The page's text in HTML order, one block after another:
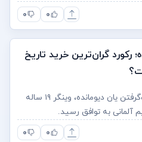
۰ ۰
رکورد گران‌ترین خرید تاریخ
باشگاه رئال مادرید برای به‌خدمت‌گرفتن یان دیومانده، وینگر ۱۹ ساله
آلمانی به توافق رسید.
۰ ۰